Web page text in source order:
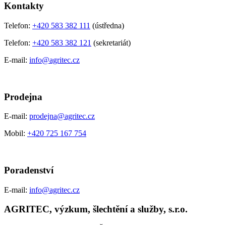
Kontakty
Telefon: +420 583 382 111 (ústředna)
Telefon: +420 583 382 121 (sekretariát)
E-mail: info@agritec.cz
Prodejna
E-mail: prodejna@agritec.cz
Mobil: +420 725 167 754
Poradenství
E-mail: info@agritec.cz
AGRITEC, výzkum, šlechtění a služby, s.r.o.